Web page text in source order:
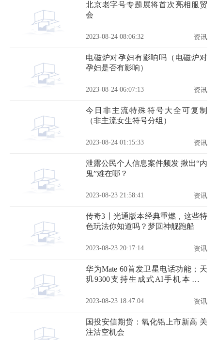
北京老字号专题展将首次亮相服贸
会
2023-08-24 08:06:32 资讯
电磁炉对孕妇有影响吗（电磁炉对
孕妇是否有影响）
2023-08-24 06:07:13 资讯
今日非主流特殊符号大全可复制
（非主流女生符号分组）
2023-08-24 01:15:33 资讯
泄露公民个人信息案件频发 揪出“内
鬼”难在哪？
2023-08-23 21:58:41 资讯
传奇3丨光通版本经典重燃，这些特
色玩法你知道吗？梦回神舰跑船
2023-08-23 20:17:14 资讯
华为Mate 60首发卫星电话功能；天
玑9300支持生成式AI手机本地运
2023-08-23 18:47:04 资讯
国投安信期货：氧化铝上市新高 关
注沽空机会